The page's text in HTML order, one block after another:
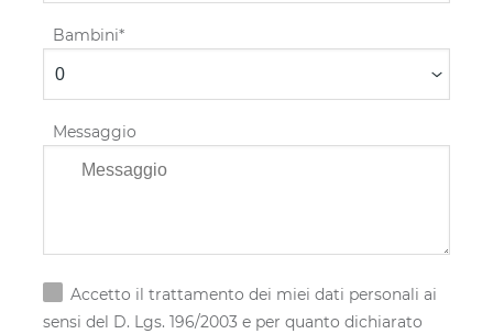
Bambini
Messaggio
Accetto il trattamento dei miei dati personali ai
sensi del D. Lgs. 196/2003 e per quanto dichiarato